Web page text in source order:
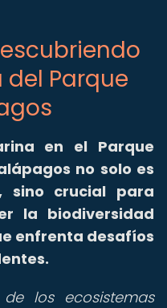
Parque
en el Parque
no solo es
sino crucial para
la biodiversidad
enfrenta desafíos
los ecosistemas